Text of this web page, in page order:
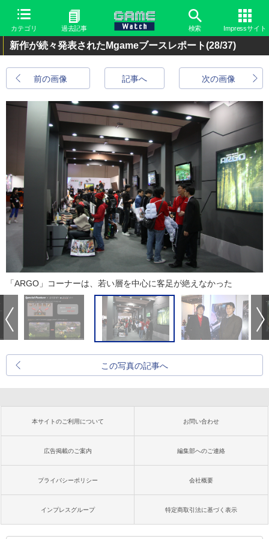
カテゴリ 過去記事 検索 Impressサイト
新作が続々発表されたMgameブースレポート(28/37)
前の画像 次の画像
記事へ
「ARGO」コーナーは、若い層を中心に客足が絶えなかった
この写真の記事へ
本サイトのご利用について お問い合わせ
広告掲載のご案内 編集部へのご連絡
プライバシーポリシー 会社概要
インプレスグループ 特定商取引法に基づく表示